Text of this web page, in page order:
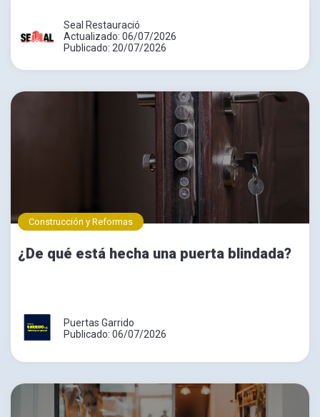
Seal Restauració
Actualizado: 06/07/2026
Publicado: 20/07/2026
Construcción y Reformas
¿De qué está hecha una puerta blindada?
Puertas Garrido
Publicado: 06/07/2026